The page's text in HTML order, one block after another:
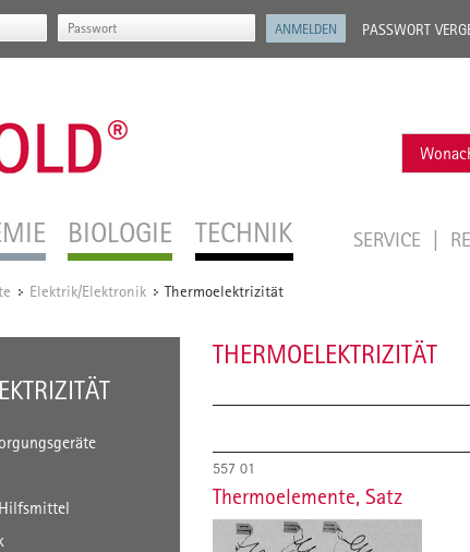
PASSWORT
BIOLOGIE TECHNIK SERVICE
/ Elektrik/Elektronik / Thermoelektrizität
THERMOELEKTRIZITÄT
557 01
Thermoelemente, Satz